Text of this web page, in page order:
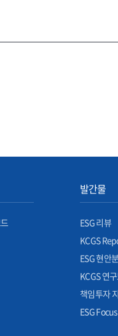
발간물
ESG 리뷰
KCGS
ESG 현안
KCGS 연
책임투자
ESG Focus